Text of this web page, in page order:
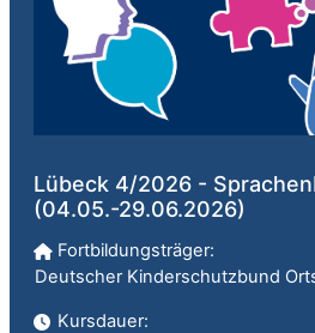
Lübeck 4/2026 -
(04.05.-29.06.2026)
Fortbildungsträger:
Deutscher Kinderschutzbund
Kursdauer: